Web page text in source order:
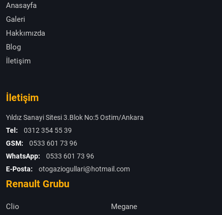
Anasayfa
Galeri
Hakkımızda
Blog
İletişim
İletişim
Yıldız Sanayi Sitesi 3.Blok No:5 Ostim/Ankara
Tel:
0312 354 55 39
GSM:
0533 601 73 96
WhatsApp:
0533 601 73 96
E-Posta:
otogaziogullari@hotmail.com
Renault Grubu
Clio
Megane